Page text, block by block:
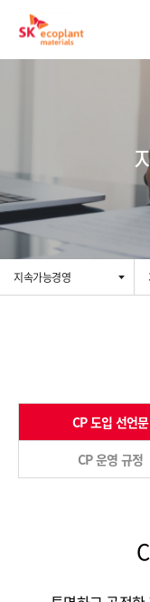
지속가능경영
CP 도입 선언문
CP 운영 규정